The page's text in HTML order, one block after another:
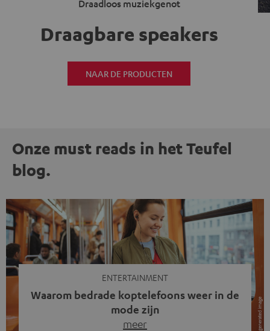
Draadloos muziekgenot
Draagbare speakers
NAAR DE PRODUCTEN
Onze must reads in het Teufel
blog.
ENTERTAINMENT
Waarom bedrade koptelefoons weer in de
mode zijn
meer